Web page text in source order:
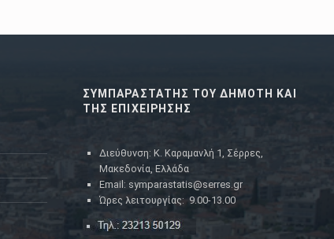
ΣΥΜΠΑΡΑΣΤΑΤΗΣ ΤΟΥ ΔΗΜΟΤΗ ΚΑΙ
ΤΗΣ ΕΠΙΧΕΙΡΗΣΗΣ
Διεύθυνση: Κ. Καραμανλή 1, Σέρρες,
Μακεδονία, Ελλάδα
Email: symparastatis@serres.gr
Ώρες λειτουργίας: 9.00-13.00